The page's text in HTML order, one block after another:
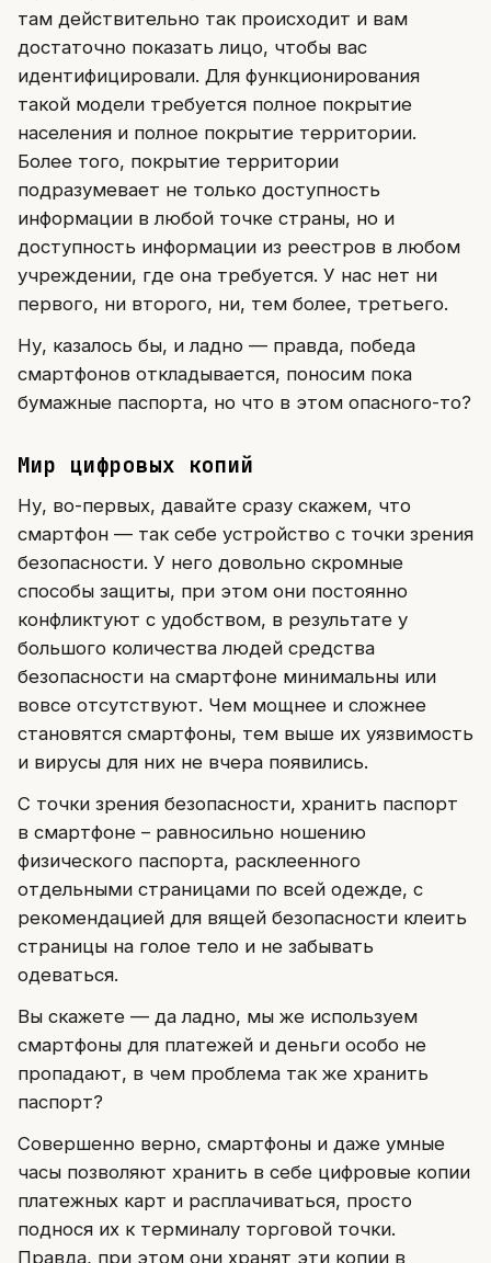
там действительно так происходит и вам
достаточно показать лицо, чтобы вас
идентифицировали. Для функционирования
такой модели требуется полное покрытие
населения и полное покрытие территории.
Более того, покрытие территории
подразумевает не только доступность
информации в любой точке страны, но и
доступность информации из реестров в любом
учреждении, где она требуется. У нас нет ни
первого, ни второго, ни, тем более, третьего.
Ну, казалось бы, и ладно — правда, победа
смартфонов откладывается, поносим пока
бумажные паспорта, но что в этом опасного-то?
Мир цифровых копий
Ну, во-первых, давайте сразу скажем, что
смартфон — так себе устройство с точки зрения
безопасности. У него довольно скромные
способы защиты, при этом они постоянно
конфликтуют с удобством, в результате у
большого количества людей средства
безопасности на смартфоне минимальны или
вовсе отсутствуют. Чем мощнее и сложнее
становятся смартфоны, тем выше их уязвимость
и вирусы для них не вчера появились.
С точки зрения безопасности, хранить паспорт
в смартфоне – равносильно ношению
физического паспорта, расклеенного
отдельными страницами по всей одежде, с
рекомендацией для вящей безопасности клеить
страницы на голое тело и не забывать
одеваться.
Вы скажете — да ладно, мы же используем
смартфоны для платежей и деньги особо не
пропадают, в чем проблема так же хранить
паспорт?
Совершенно верно, смартфоны и даже умные
часы позволяют хранить в себе цифровые копии
платежных карт и расплачиваться, просто
поднося их к терминалу торговой точки.
Правда, при этом они хранят эти копии в